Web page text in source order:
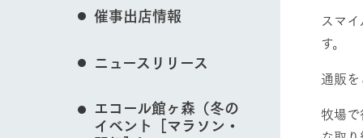
た。（動画サイ
営業時間・料金 交通アクセス
スマ
す。
通販
牧場
催事出店情報
ニュースリリース
エコール館ヶ森（冬の
イベント［マラソン・